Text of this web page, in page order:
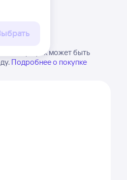
график может быть
Подробнее о покупке